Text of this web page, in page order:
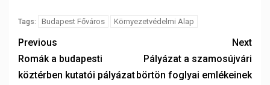
Tags: Budapest Főváros Környezetvédelmi Alap
Previous
Romák a budapesti
köztérben kutatói pályázat
Next
Pályázat a szamosújvári
börtön foglyai emlékeinek